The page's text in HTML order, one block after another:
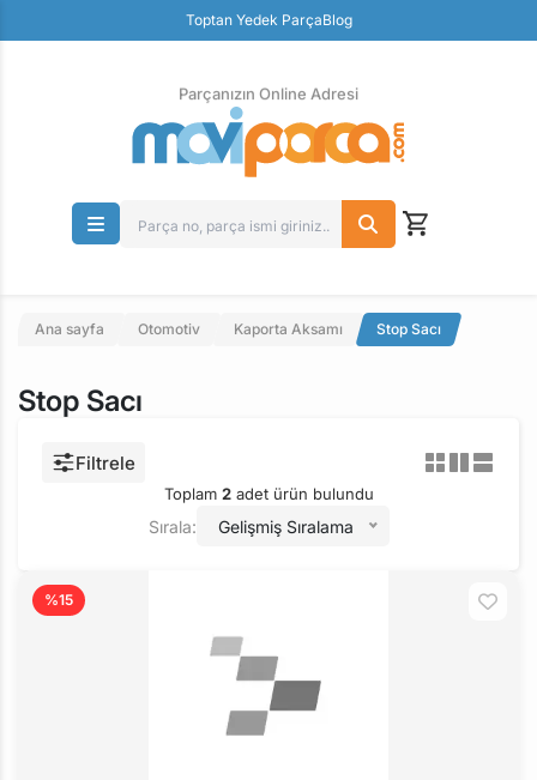
Toptan Yedek ParçaBlog
Ücretsiz İade
Parçanızın Online Adresi
Ana sayfa Otomotiv Kaporta Aksamı Stop Sacı
Stop Sacı
Filtrele
Toplam 2adet ürün bulundu
Sırala: Gelişmiş Sıralama
%15